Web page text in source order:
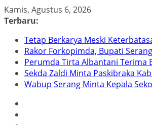
Skip
to
Kamis, Agustus 6, 2026
Terbaru:
Tetap Berkarya Meski
Rakor Forkopimda, Bupati
Perumda Tirta Albantani Terima
Sekda Zaldi Minta Paskibraka
Wabup Serang Minta Kepala